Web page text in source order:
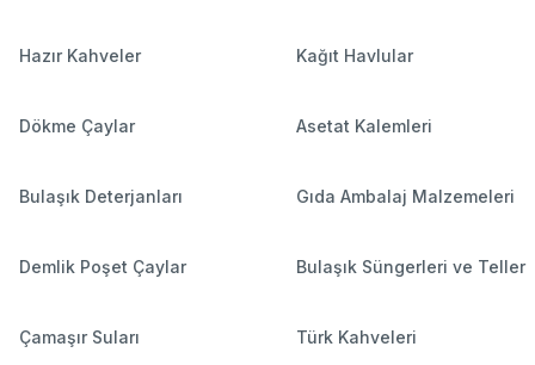
Hazır Kahveler Kağıt Havlular
Dökme Çaylar Asetat Kalemleri
Bulaşık Deterjanları Gıda Ambalaj Malzemeleri
Demlik Poşet Çaylar Bulaşık Süngerleri ve Teller
Çamaşır Suları Türk Kahveleri